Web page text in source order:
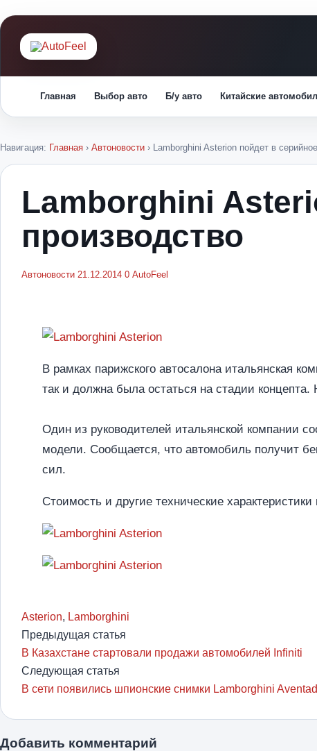
Главная Выбор авто Б/у авто Китайские
Навигация: Главная › Автоновости › Lamborghini Asterion пойдет в
Lamborghini
производство
Автоновости 21.12.2014 0 AutoFeel
В рамках парижского автосалона итальянская
так и должна была остаться на стадии
Один из руководителей итальянской компании
модели. Сообщается, что автомобиль получит
сил.
Стоимость и другие технические
Asterion, Lamborghini
Предыдущая статья
В Казахстане стартовали продажи автомобилей Infiniti
Следующая статья
В сети появились шпионские снимки Lamborghini
Добавить комментарий